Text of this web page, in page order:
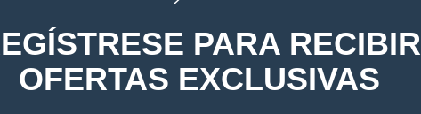
PARA RECIBIR
OFERTAS EXCLUSIVAS